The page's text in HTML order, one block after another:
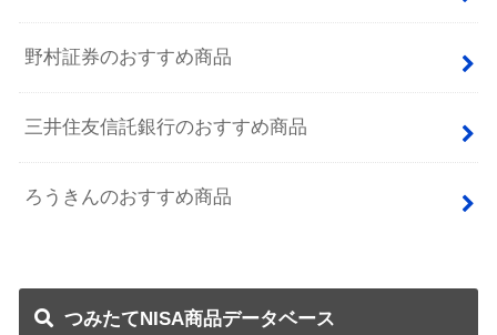
野村証券のおすすめ商品
三井住友信託銀行のおすすめ商品
ろうきんのおすすめ商品
つみたてNISA商品データベース